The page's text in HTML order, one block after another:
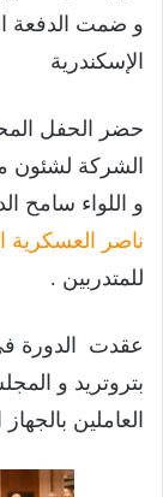
الإسكندرية
حضر الحفل
الشركة لشئون
و اللواء سامح
ناصر العسكرية
للمتدربين .
عقدت الدورة
بتروتريد و
العاملين